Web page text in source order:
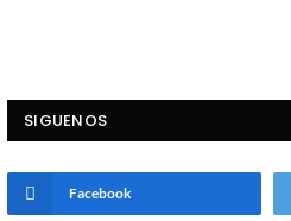
SIGUENOS
Facebook